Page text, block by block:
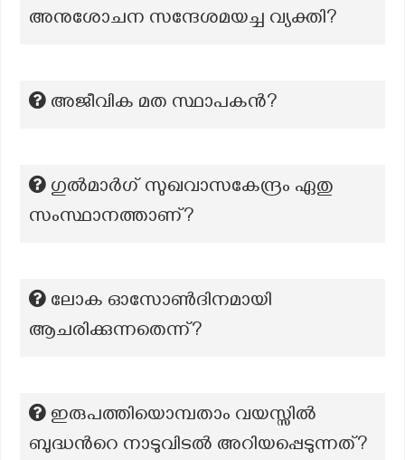
അനുശോചന സന്ദേശമയച്ച വ്യക്തി?
അജീവിക മത സ്ഥാപകൻ?
ഗുൽമാർഗ് സുഖവാസകേന്ദ്രം ഏതു
സംസ്ഥാനത്താണ്?
ലോക ഓസോൺദിനമായി
ആചരിക്കുന്നതെന്ന്?
ഇരുപത്തിയൊമ്പതാം വയസ്സിൽ
ബുദ്ധന്‍റെ നാടുവിടൽ അറിയപ്പെടുന്നത്?